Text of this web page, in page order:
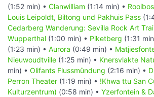
(1:52 min) • Clanwilliam (1:14 min) • Rooibos
Louis Leipoldt, Biltong und Pakhuis Pass
Cedarberg Wanderung: Sevilla Rock Art
Wupperthal (1:00 min) • Piketberg (1:31
(1:23 min) • Aurora (0:49 min) •
Nieuwoudtville (1:25 min) • Knersvlakte
min) • Olifants Flussmündung (2:16 min) •
Perron Theater (1:19 min) • !Khwa ttu San
Kulturzentrum) (0:58 min) • Yzerfontein &